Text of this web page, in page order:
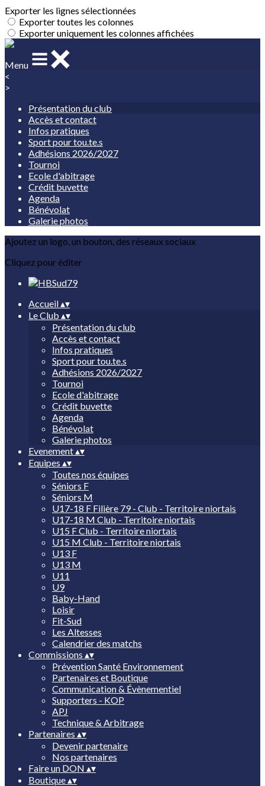
Exporter les lignes sélectionnées
Exporter toutes les colonnes
Exporter uniquement les colonnes affichées
Menu
<
>
Présentation du club
Accès et contact
Infos pratiques
Sport pour tou.te.s
Adhésions 2026/2027
Tournoi
Ecole d'abitrage
Crédit buvette
Agenda
Bénévolat
Galerie photos
Ajoutez un logo, un bouton, des réseaux sociaux
Cliquez pour éditer
Accueil▴▾
Le Club ▴▾
Présentation du club
Accès et contact
Infos pratiques
Sport pour tou.te.s
Adhésions 2026/2027
Tournoi
Ecole d'abitrage
Crédit buvette
Agenda
Bénévolat
Galerie photos
Evenement▴▾
Equipes ▴▾
Toutes nos équipes
Séniors F
Séniors M
U17-18 F Filière 79 - Club - Territoire niortais
U17-18 M Club - Territoire niortais
U15 F Club - Territoire niortais
U15 M Club - Territoire niortais
U13 F
U13 M
U11
U9
Baby-Hand
Loisir
Fit-Sud
Les Altesses
Calendrier des matchs
Commissions ▴▾
Prévention Santé Environnement
Partenaires et Boutique
Communication & Évènementiel
Supporters - KOP
APJ
Technique & Arbitrage
Partenaires ▴▾
Devenir partenaire
Nos partenaires
Faire un DON ▴▾
Boutique▴▾